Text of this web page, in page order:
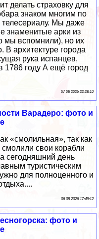
делать страховку для
знаком многим по
Мы даже
знаменитые арки из
мы вспомнили), но их
В архитектуре города
рука испанцев,
1786 году А ещё город
07 08 2026 22:28:10
Варадеро: фото и
«смолильная», так как
свои корабли
сегодняшний день
туристическим
для полноценного и
06 08 2026 17:49:12
фото и